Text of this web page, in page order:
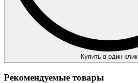
Купить в один клик
Рекомендуемые товары